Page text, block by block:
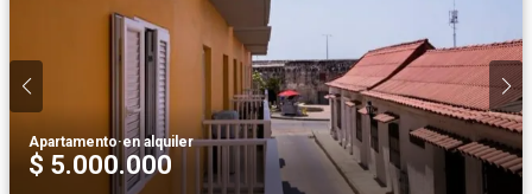
Apartamento·en alquiler
$ 5.000.000